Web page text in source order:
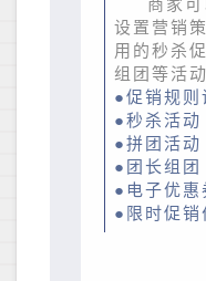
商家
设置营销
用的秒杀
组团等活动
●促销规则
●秒杀活动
●拼团活动
●团长组团
●电子优惠
●限时促销